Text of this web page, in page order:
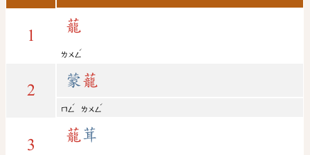
1
蘢
ㄌㄨㄥ
ˊ
2
蒙蘢
ㄇㄥ
ˊ
ㄌㄨㄥ
ˊ
3
蘢 茸